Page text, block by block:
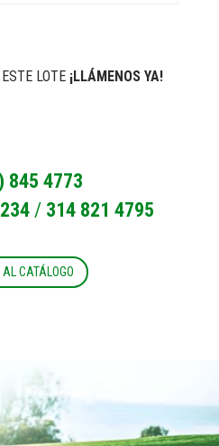
LOTE ¡LLÁMENOS YA!
845 4773
/ 314 821 4795
AL CATÁLOGO